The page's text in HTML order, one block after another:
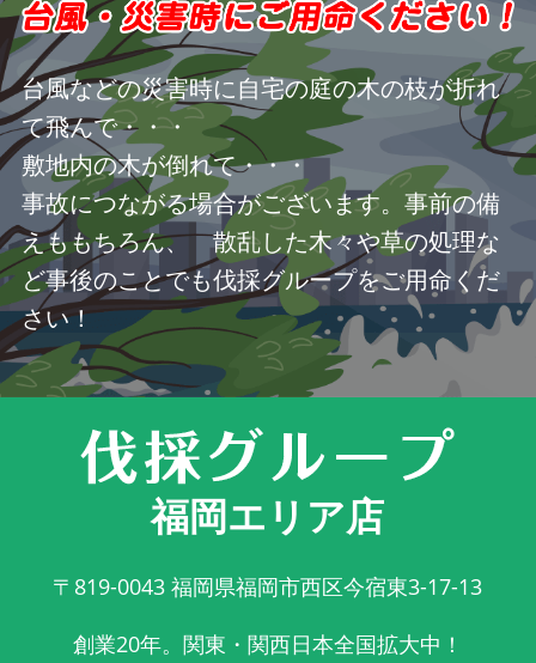
台風などの災害時に自宅の庭の木の枝が折れ
て飛んで・・・
敷地内の木が倒れて・・・
事故につながる場合がございます。事前の備
えももちろん、 散乱した木々や草の処理な
ど事後のことでも伐採グループをご用命くだ
さい！
福岡エリア店
〒819-0043 福岡県福岡市西区今宿東3-17-13
創業20年。関東・関西日本全国拡大中！